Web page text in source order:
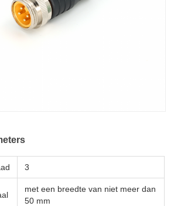
3
met een breedte van niet meer dan
50 mm